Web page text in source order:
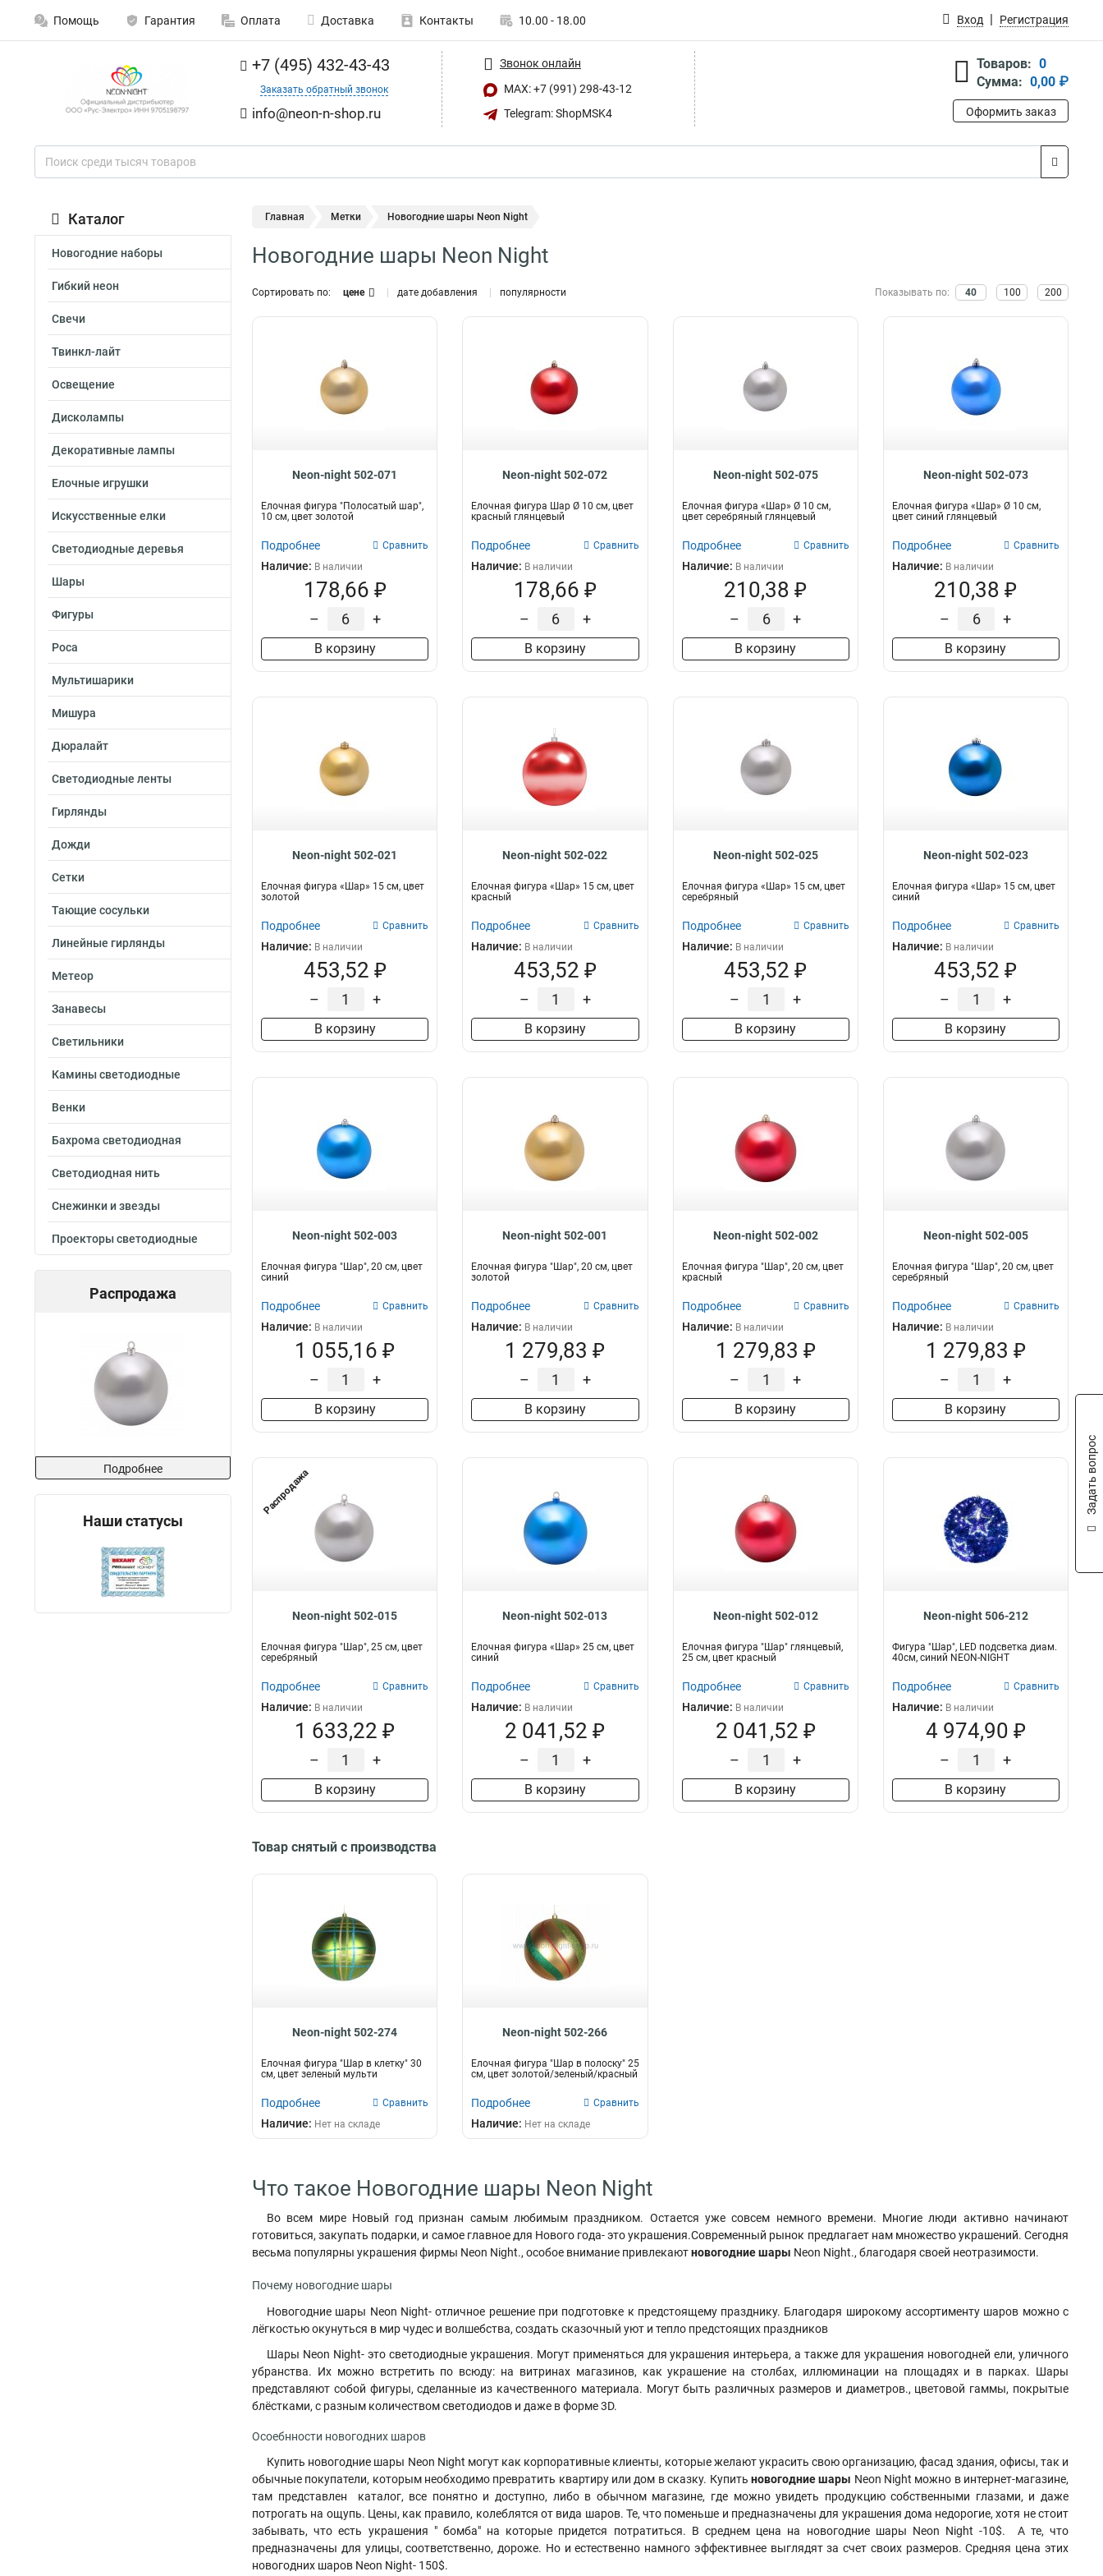
Помощь Гарантия Оплата Доставка Контакты 10.00 - 18.00 Вход Регистрация
+7 (495) 432-43-43
Заказать обратный звонок
info@neon-n-shop.ru
Звонок онлайн
MAX: +7 (991) 298-43-12
Telegram: ShopMSK4
Товаров: 0
Сумма: 0,00 ₽
Оформить заказ
Каталог
Новогодние наборы
Гибкий неон
Свечи
Твинкл-лайт
Освещение
Дисколампы
Декоративные лампы
Елочные игрушки
Искусственные елки
Светодиодные деревья
Шары
Фигуры
Роса
Мультишарики
Мишура
Дюралайт
Светодиодные ленты
Гирлянды
Дожди
Сетки
Тающие сосульки
Линейные гирлянды
Метеор
Занавесы
Светильники
Камины светодиодные
Венки
Бахрома светодиодная
Светодиодная нить
Снежинки и звезды
Проекторы светодиодные
Распродажа
Подробнее
Наши статусы
Главная Метки Новогодние шары Neon Night
Новогодние шары Neon Night
Сортировать по: цене дате добавления популярности Показывать по: 40 100 200
Neon-night 502-071
Елочная фигура "Полосатый шар",
10 см, цвет золотой
Подробнее Сравнить
Наличие: В наличии
178,66 ₽
– +
В корзину
Neon-night 502-072
Елочная фигура Шар Ø 10 см, цвет
красный глянцевый
Подробнее Сравнить
Наличие: В наличии
178,66 ₽
– +
В корзину
Neon-night 502-075
Елочная фигура «Шар» Ø 10 см,
цвет серебряный глянцевый
Подробнее Сравнить
Наличие: В наличии
210,38 ₽
– +
В корзину
Neon-night 502-073
Елочная фигура «Шар» Ø 10 см,
цвет синий глянцевый
Подробнее Сравнить
Наличие: В наличии
210,38 ₽
– +
В корзину
Neon-night 502-021
Елочная фигура «Шар» 15 см, цвет
золотой
Подробнее Сравнить
Наличие: В наличии
453,52 ₽
– +
В корзину
Neon-night 502-022
Елочная фигура «Шар» 15 см, цвет
красный
Подробнее Сравнить
Наличие: В наличии
453,52 ₽
– +
В корзину
Neon-night 502-025
Елочная фигура «Шар» 15 см, цвет
серебряный
Подробнее Сравнить
Наличие: В наличии
453,52 ₽
– +
В корзину
Neon-night 502-023
Елочная фигура «Шар» 15 см, цвет
синий
Подробнее Сравнить
Наличие: В наличии
453,52 ₽
– +
В корзину
Neon-night 502-003
Елочная фигура "Шар", 20 см, цвет
синий
Подробнее Сравнить
Наличие: В наличии
1 055,16 ₽
– +
В корзину
Neon-night 502-001
Елочная фигура "Шар", 20 см, цвет
золотой
Подробнее Сравнить
Наличие: В наличии
1 279,83 ₽
– +
В корзину
Neon-night 502-002
Елочная фигура "Шар", 20 см, цвет
красный
Подробнее Сравнить
Наличие: В наличии
1 279,83 ₽
– +
В корзину
Neon-night 502-005
Елочная фигура "Шар", 20 см, цвет
серебряный
Подробнее Сравнить
Наличие: В наличии
1 279,83 ₽
– +
В корзину
Распродажа
Neon-night 502-015
Елочная фигура "Шар", 25 см, цвет
серебряный
Подробнее Сравнить
Наличие: В наличии
1 633,22 ₽
– +
В корзину
Neon-night 502-013
Елочная фигура «Шар» 25 см, цвет
синий
Подробнее Сравнить
Наличие: В наличии
2 041,52 ₽
– +
В корзину
Neon-night 502-012
Елочная фигура "Шар" глянцевый,
25 см, цвет красный
Подробнее Сравнить
Наличие: В наличии
2 041,52 ₽
– +
В корзину
Neon-night 506-212
Фигура "Шар", LED подсветка диам.
40см, синий NEON-NIGHT
Подробнее Сравнить
Наличие: В наличии
4 974,90 ₽
– +
В корзину
Товар снятый с производства
Neon-night 502-274
Елочная фигура "Шар в клетку" 30
см, цвет зеленый мульти
Подробнее Сравнить
Наличие: Нет на складе
Neon-night 502-266
Елочная фигура "Шар в полоску" 25
см, цвет золотой/зеленый/красный
Подробнее Сравнить
Наличие: Нет на складе
Что такое Новогодние шары Neon Night
Во всем мире Новый год признан самым любимым праздником. Остается уже совсем немного времени. Многие люди активно начинают
готовиться, закупать подарки, и самое главное для Нового года- это украшения.Современный рынок предлагает нам множество украшений. Сегодня
весьма популярны украшения фирмы Neon Night., особое внимание привлекаютновогодние шары Neon Night., благодаря своей неотразимости.
Почему новогодние шары
Новогодние шары Neon Night- отличное решение при подготовке к предстоящему празднику. Благодаря широкому ассортименту шаров можно с
лёгкостью окунуться в мир чудес и волшебства, создать сказочный уют и тепло предстоящих праздников
Шары Neon Night- это светодиодные украшения. Могут применяться для украшения интерьера, а также для украшения новогодней ели, уличного
убранства. Их можно встретить по всюду: на витринах магазинов, как украшение на столбах, иллюминации на площадях и в парках. Шары
представляют собой фигуры, сделанные из качественного материала. Могут быть различных размеров и диаметров., цветовой гаммы, покрытые
блёстками, с разным количеством светодиодов и даже в форме 3D.
Осоебнности новогодних шаров
Купить новогодние шары Neon Night могут как корпоративные клиенты, которые желают украсить свою организацию, фасад здания, офисы, так и
обычные покупатели, которым необходимо превратить квартиру или дом в сказку. Купить новогодние шары Neon Night можно в интернет-магазине,
там представлен каталог, все понятно и доступно, либо в обычном магазине, где можно увидеть продукцию собственными глазами, и даже
потрогать на ощупь. Цены, как правило, колеблятся от вида шаров. Те, что поменьше и предназначены для украшения дома недорогие, хотя не стоит
забывать, что есть украшения " бомба" на которые придется потратиться. В среднем цена на новогодние шары Neon Night -10$. А те, что
предназначены для улицы, соответственно, дороже. Но и естественно намного эффективнее выглядят за счет своих размеров. Средняя цена этих
новогодних шаров Neon Night- 150$.
Задать вопрос